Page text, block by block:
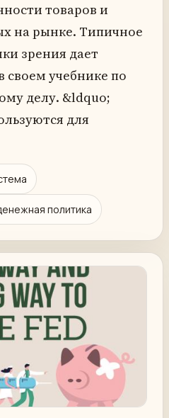
товаров и
на рынке. Типичное
зрения дает
учебнике по
делу. &ldquo;
для
политика